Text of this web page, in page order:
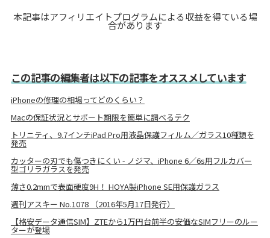
本記事はアフィリエイトプログラムによる収益を得ている場
合があります
この記事の編集者は以下の記事をオススメしています
iPhoneの修理の相場ってどのくらい？
Macの保証状況とサポート期限を簡単に調べるテク
トリニティ、9.7インチiPad Pro用液晶保護フィルム／ガラス10種類を
発売
カッターの刃でも傷つきにくい - ノジマ、iPhone 6／6s用フルカバー
型ゴリラガラスを発売
薄さ0.2mmで表面硬度9H！ HOYA製iPhone SE用保護ガラス
週刊アスキー No.1078 （2016年5月17日発行）
【格安データ通信SIM】ZTEから1万円台前半の安価なSIMフリーのルー
ターが登場